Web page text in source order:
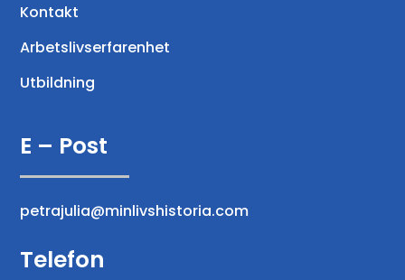
Kontakt
Arbetslivserfarenhet
Utbildning
E – Post
petrajulia@minlivshistoria.com
Telefon